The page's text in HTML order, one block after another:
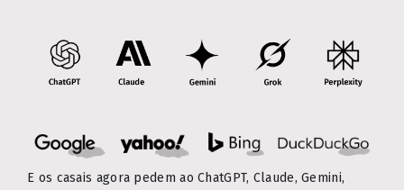
E os casais agora pedem ao ChatGPT, Claude, Gemini,